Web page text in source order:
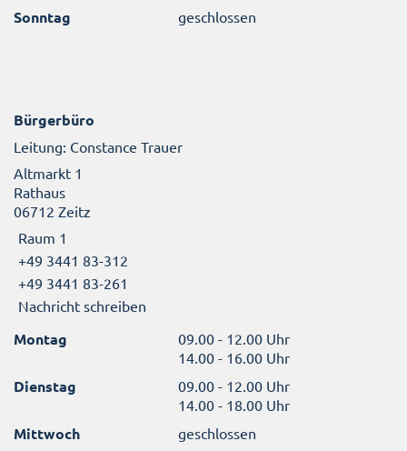
Sonntag geschlossen
Bürgerbüro
Leitung: Constance Trauer
Altmarkt 1
Rathaus
06712 Zeitz
Raum 1
+49 3441 83-312
+49 3441 83-261
Nachricht schreiben
Montag
09.00 - 12.00 Uhr
14.00 - 16.00 Uhr
Dienstag
09.00 - 12.00 Uhr
14.00 - 18.00 Uhr
Mittwoch geschlossen